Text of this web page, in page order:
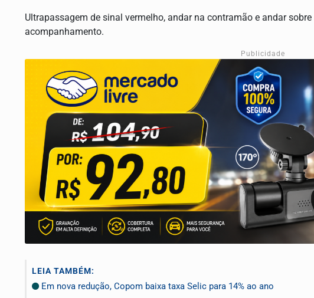
Ultrapassagem de sinal vermelho, andar na contramão e andar
acompanhamento.
Publicidade
LEIA TAMBÉM:
Em nova redução, Copom baixa taxa Selic para 14% ao ano